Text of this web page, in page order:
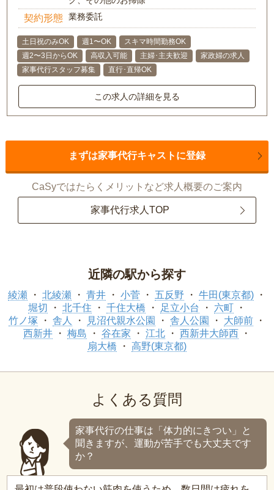
契約形態 業務委託
土日祝のみOK 週1〜OK
スキマ時間勤務OK
週2〜3日からOK
高収入可能 主婦･主夫歓迎
家政婦の求人
家事代行スタッフ募集
直行･直帰OK
この求人の詳細を見る
まずは家事代行キャストに登録
CaSyではたらくメリットなど求人概要のご案内
家事代行求人TOP
近隣の駅から探す
綾瀬 北綾瀬 青井 小菅 五反野
牛田(東京都)
堀切
北千住 千住大橋 足立小台
六町
竹ノ塚
舎人 見沼代親水公園 舎人公園
大師前
西新井
梅島 谷在家 江北
西新井大師西
扇大橋
高野(東京都)
よくある質問
家事代行の仕事は「体力的にきつい」と
聞きますが、運動が苦手でも大丈夫です
か？